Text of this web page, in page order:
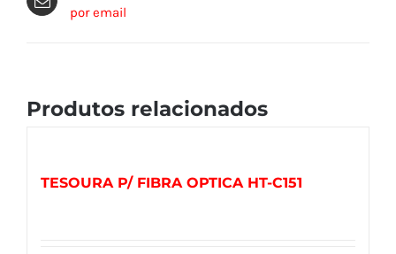
por email
Produtos relacionados
TESOURA P/ FIBRA OPTICA HT-C151